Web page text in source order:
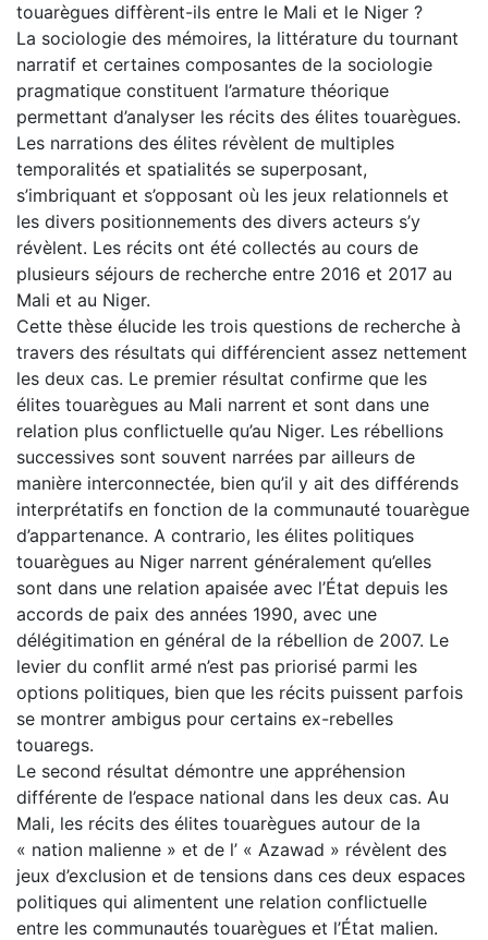
touarègues diffèrent-ils entre le Mali et le Niger ?
La sociologie des mémoires, la littérature du tournant
narratif et certaines composantes de la sociologie
pragmatique constituent l’armature théorique
permettant d’analyser les récits des élites touarègues.
Les narrations des élites révèlent de multiples
temporalités et spatialités se superposant,
s’imbriquant et s’opposant où les jeux relationnels et
les divers positionnements des divers acteurs s’y
révèlent. Les récits ont été collectés au cours de
plusieurs séjours de recherche entre 2016 et 2017 au
Mali et au Niger.
Cette thèse élucide les trois questions de recherche à
travers des résultats qui différencient assez nettement
les deux cas. Le premier résultat confirme que les
élites touarègues au Mali narrent et sont dans une
relation plus conflictuelle qu’au Niger. Les rébellions
successives sont souvent narrées par ailleurs de
manière interconnectée, bien qu’il y ait des différends
interprétatifs en fonction de la communauté touarègue
d’appartenance. A contrario, les élites politiques
touarègues au Niger narrent généralement qu’elles
sont dans une relation apaisée avec l’État depuis les
accords de paix des années 1990, avec une
délégitimation en général de la rébellion de 2007. Le
levier du conflit armé n’est pas priorisé parmi les
options politiques, bien que les récits puissent parfois
se montrer ambigus pour certains ex-rebelles
touaregs.
Le second résultat démontre une appréhension
différente de l’espace national dans les deux cas. Au
Mali, les récits des élites touarègues autour de la
« nation malienne » et de l’ « Azawad » révèlent des
jeux d’exclusion et de tensions dans ces deux espaces
politiques qui alimentent une relation conflictuelle
entre les communautés touarègues et l’État malien.